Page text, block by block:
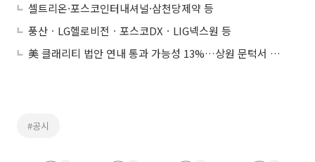
셀트리온·포스코인터내셔널·삼천당제약 등
풍산ㆍLG헬로비전ㆍ포스코DXㆍLIG넥스원 등
美 클래리티 법안 연내 통과 가능성 13%…상원 문턱서 제동
#공시